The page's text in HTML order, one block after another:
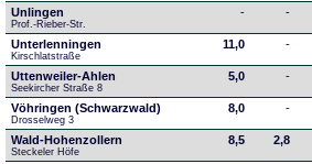
Unlingen
Prof.-Rieber-Str.
- -
Unterlenningen
Kirschlatstraße
11,0 -
Uttenweiler-Ahlen
Seekircher Straße 8
5,0 -
Vöhringen (Schwarzwald)
Drosselweg 3
8,0 -
Wald-Hohenzollern
Steckeler Höfe
8,5 2,8